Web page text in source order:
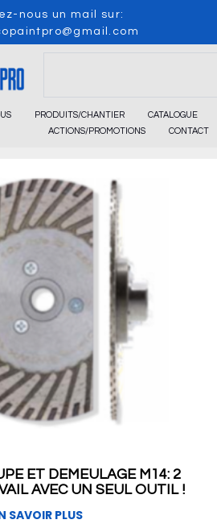
nous un mail sur:
PRODUITS/CHANTIER
CATALOGUE
ACTIONS/PROMOTIONS
CONTACT
ET DEMEULAGE M14: 2
AVEC UN SEUL OUTIL !
SAVOIR PLUS